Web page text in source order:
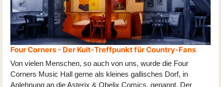
Four Corners - Der Kult-Treffpunkt für Country-Fans
Von vielen Menschen, so auch von uns, wurde die Four
Corners Music Hall gerne als kleines gallisches Dorf, in
Anlehnung an die Asterix & Obelix Comics, genannt. Der